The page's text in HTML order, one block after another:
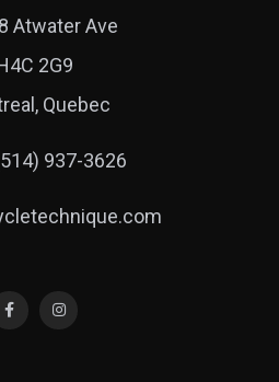
Atwater Ave
2G9
Quebec
937-3626